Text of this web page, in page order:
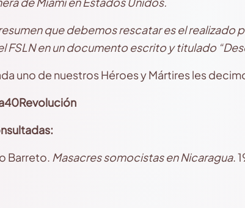
que debemos rescatar es el realizado
FSLN en un documento escrito y titulado
uno de nuestros Héroes y Mártires les
Barreto. Masacres somocistas en Nicaragua.